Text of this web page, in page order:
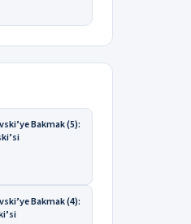
Bakmak (5):
Bakmak (4):